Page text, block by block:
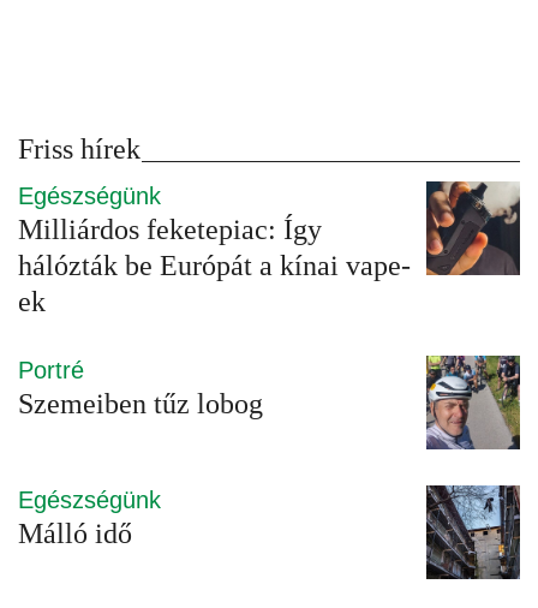
Friss hírek
Egészségünk
Milliárdos feketepiac: Így
hálózták be Európát a kínai vape-
ek
Portré
Szemeiben tűz lobog
Egészségünk
Málló idő